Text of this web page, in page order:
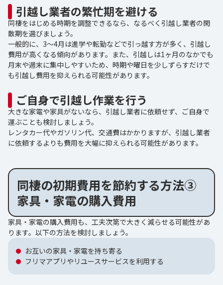
引越し業者の繁忙期を避ける
同棲をはじめる時期を調整できるなら、なるべく引越し業者の閑
散期を選びましょう。
一般的に、3～4月は進学や転勤などで引っ越す方が多く、引越し
費用が高くなる傾向があります。また、引越しは1ヶ月のなかでも
月末や週末に集中しやすいため、時期や曜日を少しずらすだけで
も引越し費用を抑えられる可能性があります。
ご自身で引越し作業を行う
大きな家電や家具がないなら、引越し業者に依頼せず、ご自身で
運ぶことも検討しましょう。
レンタカー代やガソリン代、交通費はかかりますが、引越し業者
に依頼するよりも費用を大幅に抑えられる可能性があります。
同棲の初期費用を節約する方法③
家具・家電の購入費用
家具・家電の購入費用も、工夫次第で大きく減らせる可能性があ
ります。以下の方法を検討しましょう。
お互いの家具・家電を持ち寄る
フリマアプリやリユースサービスを利用する